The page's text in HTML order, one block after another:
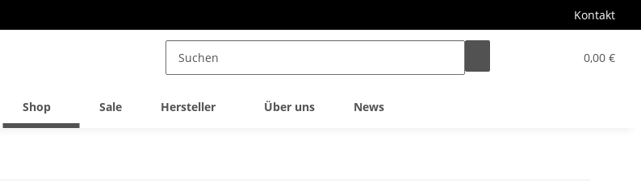
Kontakt
0,00 €
Shop Sale Hersteller Über uns News